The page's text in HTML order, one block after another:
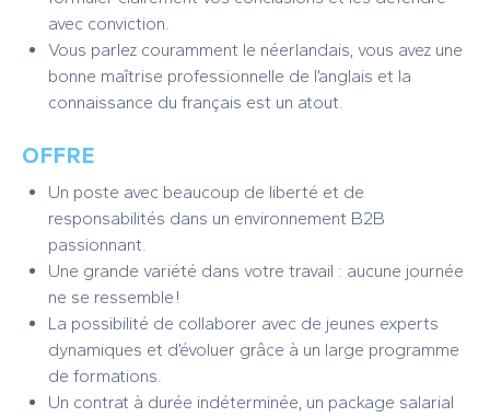
avec conviction.
Vous parlez couramment le néerlandais, vous avez une
bonne maîtrise professionnelle de l’anglais et la
connaissance du français est un atout.
OFFRE
Un poste avec beaucoup de liberté et de
responsabilités dans un environnement B2B
passionnant.
Une grande variété dans votre travail : aucune journée
ne se ressemble !
La possibilité de collaborer avec de jeunes experts
dynamiques et d’évoluer grâce à un large programme
de formations.
Un contrat à durée indéterminée, un package salarial